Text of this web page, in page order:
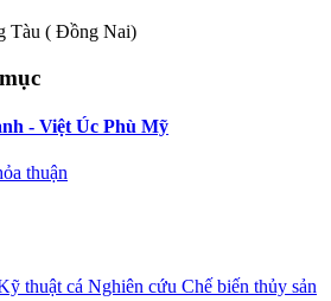
Tàu ( Đồng Nai)
- Việt Úc Phù Mỹ
thuận
thuật cá Nghiên cứu Chế biến thủy sản